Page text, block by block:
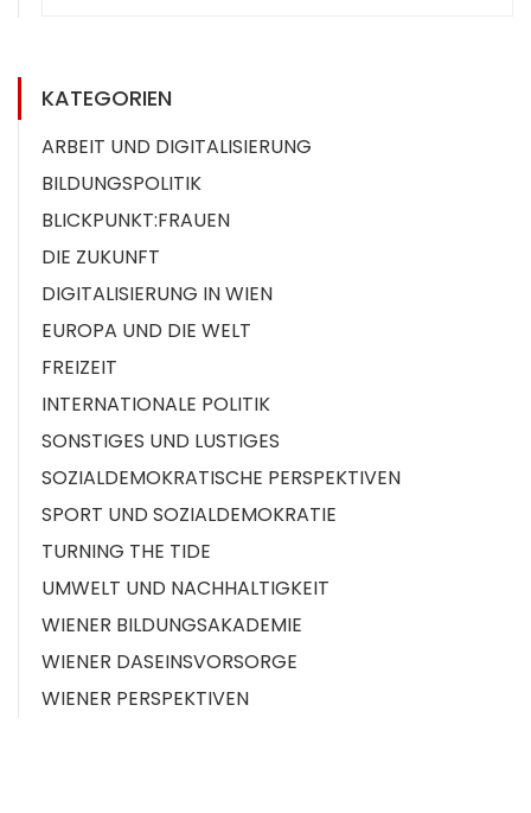
KATEGORIEN
ARBEIT UND DIGITALISIERUNG
BILDUNGSPOLITIK
BLICKPUNKT:FRAUEN
DIE ZUKUNFT
DIGITALISIERUNG IN WIEN
EUROPA UND DIE WELT
FREIZEIT
INTERNATIONALE POLITIK
SONSTIGES UND LUSTIGES
SOZIALDEMOKRATISCHE PERSPEKTIVEN
SPORT UND SOZIALDEMOKRATIE
TURNING THE TIDE
UMWELT UND NACHHALTIGKEIT
WIENER BILDUNGSAKADEMIE
WIENER DASEINSVORSORGE
WIENER PERSPEKTIVEN